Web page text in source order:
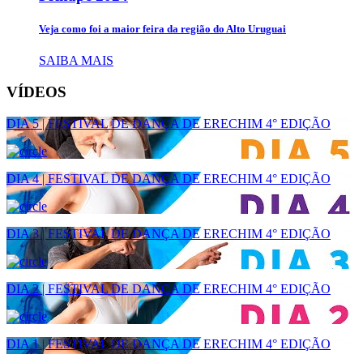
Veja como foi a maior feira da região do Alto Uruguai
SAIBA MAIS
VÍDEOS
DIA 5 | FESTIVAL DE DANÇA DE ERECHIM 4° EDIÇÃO
DIA 4 | FESTIVAL DE DANÇA DE ERECHIM 4° EDIÇÃO
DIA 3 | FESTIVAL DE DANÇA DE ERECHIM 4° EDIÇÃO
DIA 2 | FESTIVAL DE DANÇA DE ERECHIM 4° EDIÇÃO
DIA 1 | FESTIVAL DE DANÇA DE ERECHIM 4° EDIÇÃO